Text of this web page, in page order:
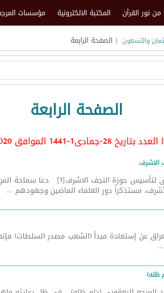
نور القرآن المكتبة الالكترونية مؤسسات
والتسعون | الصفحة الرابعة
الصفحة الرابعة
28-جمادى1-1441 الموافق 24/1
الاشرف
بسمه تعالى المرجع اليعقوبي يدعو
مستذكراً دور العلماء الماضين وجهودهم ...
عن إستعادة مبدأ (الشعب مصدر السلطات)
ظله)